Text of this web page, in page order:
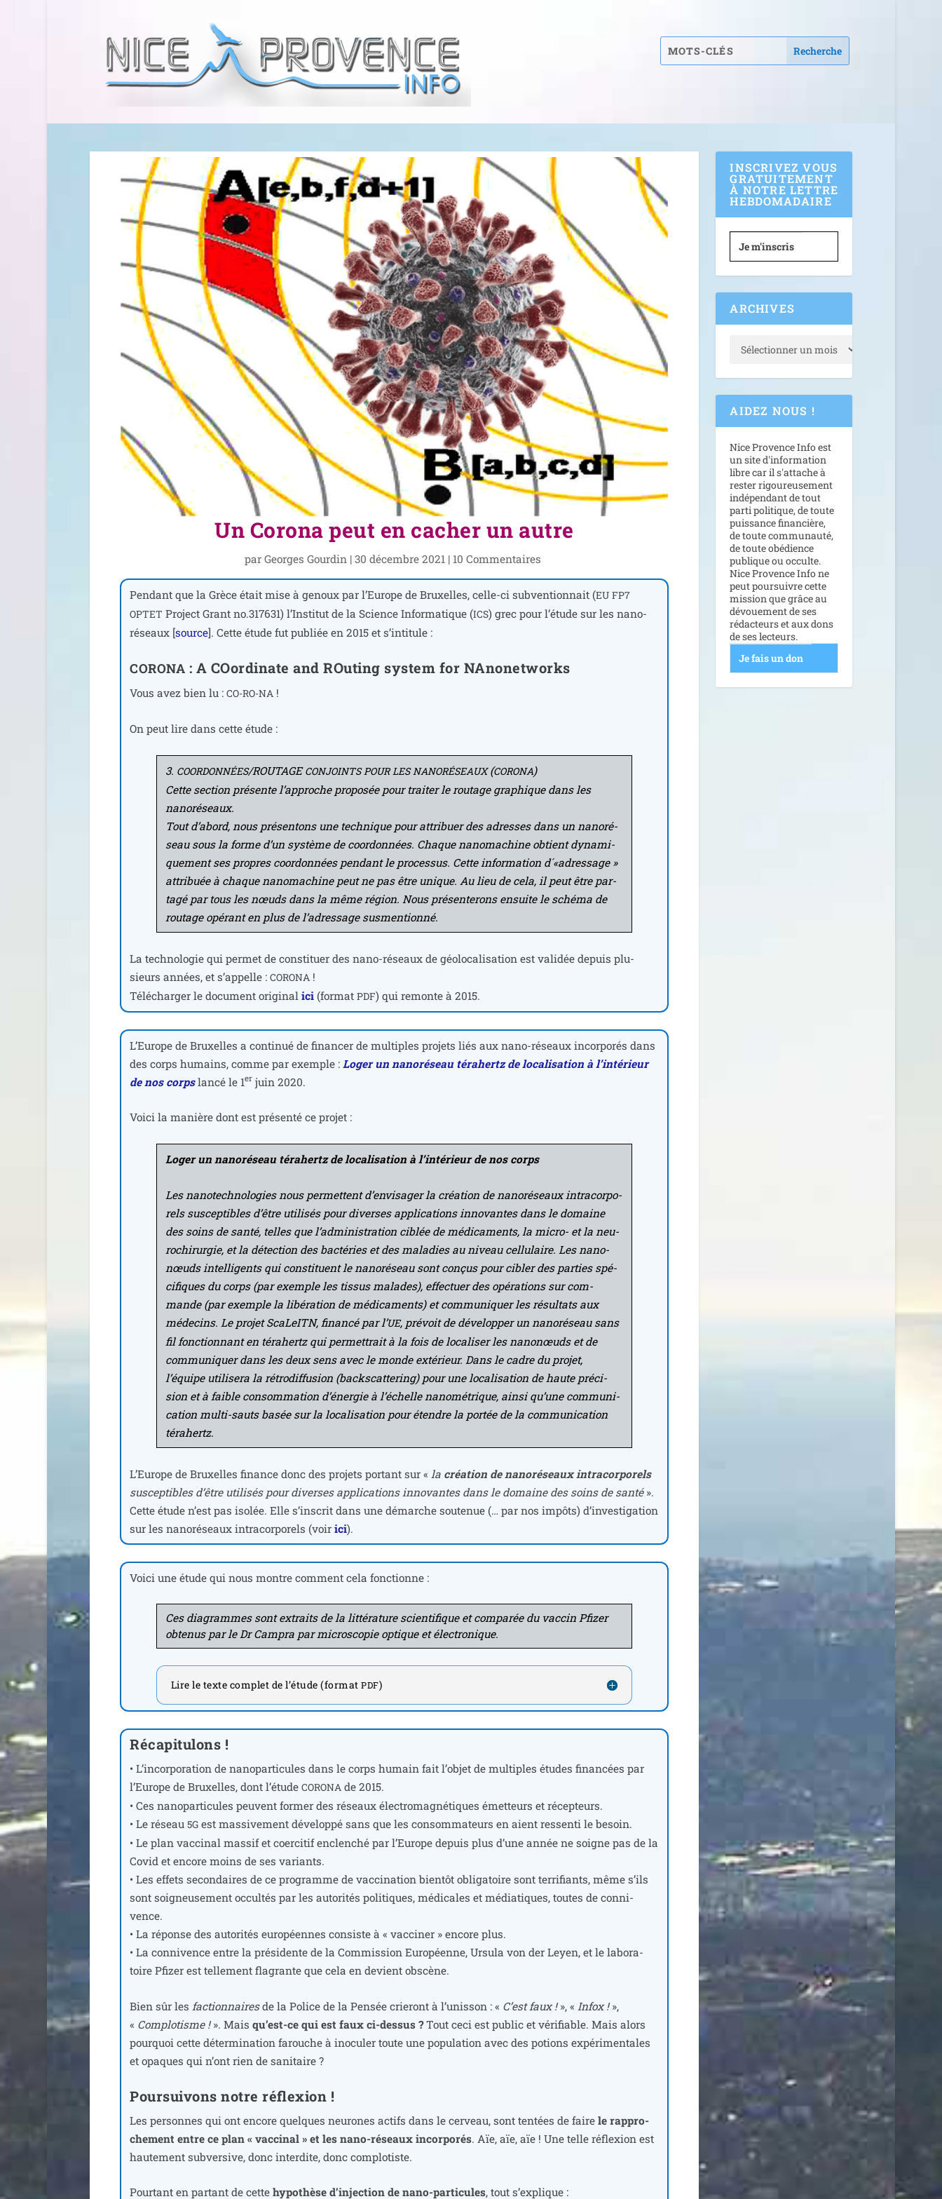
Un Corona peut en cacher un autre
parGeorges Gourdin |30 décembre 2021 | 10 Commentaires
Pendant que la Grèce était mise à genoux par l’Europe de Bruxelles, celle-ci sub­ven­tion­nait (EU FP7
OPTET Project Grant no.317631) l’Institut de la Science Informatique (ICS) grec pour l’é­tude sur les nano-
réseaux [source]. Cette étude fut publiée en 2015 et s’intitule :
CORONA : A COordinate and ROuting system for NAnonetworks
Vous avez bien lu :CO-RO-NA !
On peut lire dans cette étude :
3. COORDONNÉES/​ROUTAGECONJOINTS POUR LES NANORÉSEAUX(CORONA)
Cette sec­tion pré­sente l’ap­proche pro­po­sée pour trai­ter le rou­tage gra­phique dans les
nano­ré­seaux.
Tout d’a­bord, nous pré­sen­tons une tech­nique pour attri­buer des adresses dans un nano­ré­
seau sous la forme d’un sys­tème de coor­don­nées. Chaque nano­ma­chine obtient dyna­mi­
que­ment ses propres coor­don­nées pen­dant le pro­ces­sus. Cette infor­ma­tion d´«adressage »
attri­buée à chaque nano­ma­chine peut ne pas être unique. Au lieu de cela, il peut être par­
ta­gé par tous les nœuds dans la même région. Nous pré­sen­te­rons ensuite le sché­ma de
rou­tage opé­rant en plus de l’a­dres­sage susmentionné.
La tech­no­lo­gie qui per­met de consti­tuer des nano-réseaux de géo­lo­ca­li­sa­tion est vali­dée depuis plu­
sieurs années, et s’ap­pelle :CORONA !
Télécharger le docu­ment ori­gi­nalici (for­matPDF) qui remonte à 2015.
L’Europe de Bruxelles a conti­nué de finan­cer de mul­tiples pro­jets liés aux nano-réseaux incor­po­rés dans
des corps humains, comme par exemple : Loger un nano­ré­seau téra­hertz de loca­li­sa­tion à l’intérieur
de nos corpslan­cé le 1er juin 2020.
Voici la manière dont est pré­sen­té ce projet :
Loger un nano­ré­seau téra­hertz de loca­li­sa­tion à l’intérieur de nos corps
Les nano­tech­no­lo­gies nous per­mettent d’envisager la créa­tion de nano­ré­seaux intra­cor­po­
rels sus­cep­tibles d’être uti­li­sés pour diverses appli­ca­tions inno­vantes dans le domaine
des soins de san­té, telles que l’administration ciblée de médi­ca­ments, la micro- et la neu­
ro­chi­rur­gie, et la détec­tion des bac­té­ries et des mala­dies au niveau cel­lu­laire. Les nano­
nœuds intel­li­gents qui consti­tuent le nano­ré­seau sont conçus pour cibler des par­ties spé­
ci­fiques du corps (par exemple les tis­sus malades), effec­tuer des opé­ra­tions sur com­
mande (par exemple la libé­ra­tion de médi­ca­ments) et com­mu­ni­quer les résul­tats aux
méde­cins. Le pro­jet ScaLeITN, finan­cé par l’UE, pré­voit de déve­lop­per un nano­ré­seau sans
fil fonc­tion­nant en téra­hertz qui per­met­trait à la fois de loca­li­ser les nano­nœuds et de
com­mu­ni­quer dans les deux sens avec le monde exté­rieur. Dans le cadre du pro­jet,
l’équipe uti­li­se­ra la rétro­dif­fu­sion (backs­cat­te­ring) pour une loca­li­sa­tion de haute pré­ci­
sion et à faible consom­ma­tion d’énergie à l’échelle nano­mé­trique, ain­si qu’une com­mu­ni­
ca­tion mul­ti-sauts basée sur la loca­li­sa­tion pour étendre la por­tée de la com­mu­ni­ca­tion
térahertz.
L’Europe de Bruxelles finance donc des pro­jets por­tant sur « la créa­tion de nano­ré­seaux intra­cor­po­rels
sus­cep­tibles d’être uti­li­sés pour diverses appli­ca­tions inno­vantes dans le domaine des soins de san­té».
Cette étude n’est pas iso­lée. Elle s’ins­crit dans une démarche sou­te­nue (… par nos impôts) d’in­ves­ti­ga­tion
sur les nano­ré­seaux intra­cor­po­rels (voirici).
Voici une étude qui nous montre com­ment cela fonctionne :
Ces dia­grammes sont extraits de la lit­té­ra­ture scien­ti­fique et com­pa­rée du vac­cin Pfizer
obte­nus par le Dr Campra par micro­sco­pie optique et électronique.
Lire le texte complet de l’étude (formatPDF)
Récapitulons !
• L’incorporation de nano­par­ti­cules dans le corps humain fait l’ob­jet de mul­tiples études finan­cées par
l’Europe de Bruxelles, dont l’é­tudeCORONA de 2015.
• Ces nano­par­ti­cules peuvent for­mer des réseaux élec­tro­ma­gné­tiques émet­teurs et récep­teurs.
• Le réseau5G est mas­si­ve­ment déve­lop­pé sans que les consom­ma­teurs en aient res­sen­ti le besoin.
• Le plan vac­ci­nal mas­sif et coer­ci­tif enclen­ché par l’Europe depuis plus d’une année ne soigne pas de la
Covid et encore moins de ses variants.
• Les effets secon­daires de ce pro­gramme de vac­ci­na­tion bien­tôt obli­ga­toire sont ter­ri­fiants, même s’ils
sont soi­gneu­se­ment occul­tés par les auto­ri­tés poli­tiques, médi­cales et média­tiques, toutes de conni­
vence.
• La réponse des auto­ri­tés euro­péennes consiste à « vac­ci­ner » encore plus.
• La conni­vence entre la pré­si­dente de la Commission Européenne, Ursula von der Leyen, et le labo­ra­
toire Pfizer est tel­le­ment fla­grante que cela en devient obscène.
Bien sûr les fac­tion­nairesde la Police de la Pensée crie­ront à l’u­nis­son : « C’est faux !», « Infox !»,
« Complotisme !». Maisqu’est-ce qui est faux ci-des­sus ?Tout ceci est public et véri­fiable. Mais alors
pour­quoi cette déter­mi­na­tion farouche à ino­cu­ler toute une popu­la­tion avec des potions expé­ri­men­tales
et opaques qui n’ont rien de sanitaire ?
Poursuivons notre réflexion !
Les per­sonnes qui ont encore quelques neu­rones actifs dans le cer­veau, sont ten­tées de fairele rap­pro­
che­ment entre ce plan « vac­ci­nal » et les nano-réseaux incor­po­rés. Aïe, aïe, aïe ! Une telle réflexion est
hau­te­ment sub­ver­sive, donc inter­dite, donc complotiste.
Pourtant en par­tant de cettehypo­thèse d’in­jec­tion de nano-par­ti­cules, tout s’ex­plique :
INSCRIVEZ VOUS
GRATUITEMENT
À NOTRE LETTRE
HEBDOMADAIRE
Je m'inscris
ARCHIVES
AIDEZ NOUS !
Nice Provence Info est
un site d'information
libre car il s'attache à
rester rigoureusement
indépendant de tout
parti politique, de toute
puissance financière,
de toute communauté,
de toute obédience
publique ou occulte.
Nice Provence Info ne
peut poursuivre cette
mission que grâce au
dévouement de ses
rédacteurs et aux dons
de ses lecteurs.
Je fais un don